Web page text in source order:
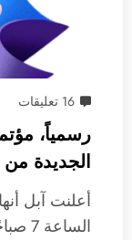
16 تعليقات
رسمياً،
الجديدة من
الساعة 7 صباحًا بتوقيت المحيط…